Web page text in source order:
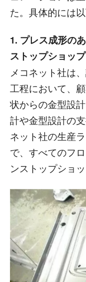
た。具体的には
1. プレス成形の
ストップショップ
メコネット社は
工程において、
状からの金型設
計や金型設計の
ネット社の生産
で、すべてのフ
ンストップショ